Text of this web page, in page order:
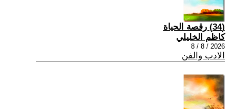
(34) رقصة الحياة
كاظم الخليلي
2026 / 8 / 8
الادب والفن